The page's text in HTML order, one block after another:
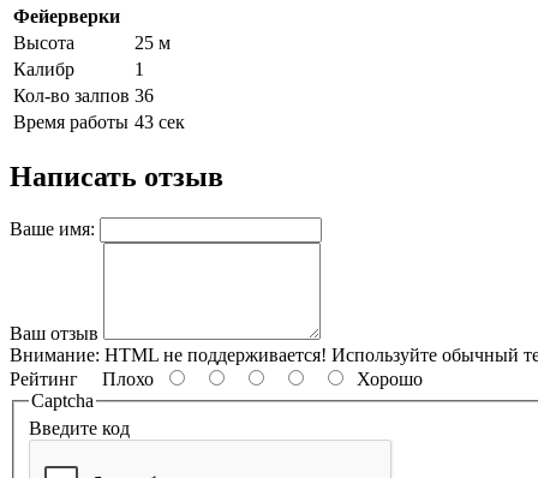
Фейерверки
Высота
25 м
Калибр
1
Кол-во залпов 36
Время работы 43 сек
Написать отзыв
Ваше имя:
Ваш отзыв
Внимание: HTML не поддерживается! Используйте обычный
Рейтинг Плохо
Хорошо
Captcha
Введите код